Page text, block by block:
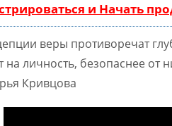
и Начать
веры противоречат
на личность, безопаснее от
Кривцова